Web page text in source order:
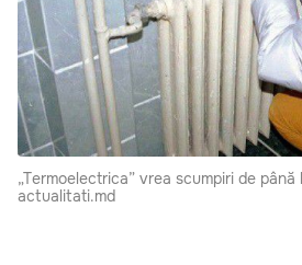
„Termoelectrica” vrea scumpiri de până
actualitati.md